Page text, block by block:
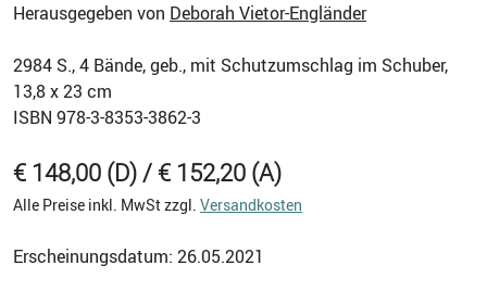
Herausgegeben von Deborah Vietor-Engländer
2984 S., 4 Bände, geb., mit Schutzumschlag im Schuber,
13,8 x 23 cm
ISBN 978-3-8353-3862-3
€ 148,00 (D) / € 152,20 (A)
Alle Preise inkl. MwSt zzgl. Versandkosten
Erscheinungsdatum: 26.05.2021